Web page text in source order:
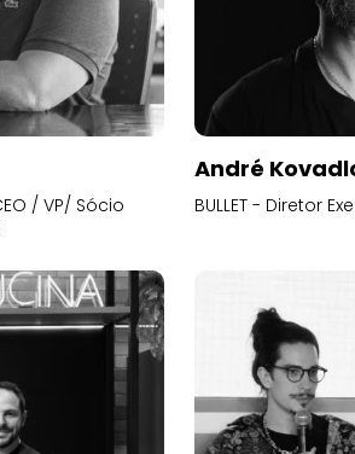
/ VP/ Sócio
André
BULLET - Diretor